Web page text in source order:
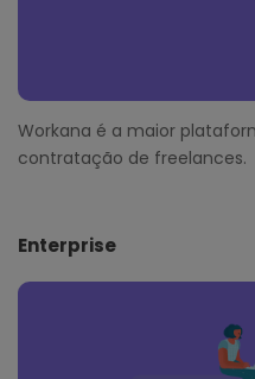
Workana é a maior
contratação de freelances.
Enterprise